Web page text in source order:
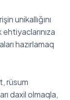
unikallığını
hazırlamaq
rüsum
daxil olmaqla,